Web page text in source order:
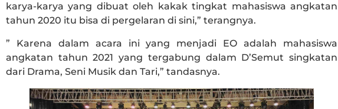
karya-karya yang dibuat oleh kakak tingkat mahasiswa angkatan
tahun 2020 itu bisa di pergelaran di sini,” terangnya.
” Karena dalam acara ini yang menjadi EO adalah mahasiswa
angkatan tahun 2021 yang tergabung dalam D’Semut singkatan
dari Drama, Seni Musik dan Tari,” tandasnya.